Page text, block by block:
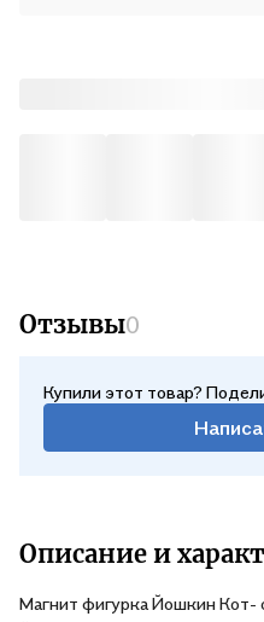
Отзывы0
Купили этот товар?
Описание и
Магнит фигурка Йошкин Кот-